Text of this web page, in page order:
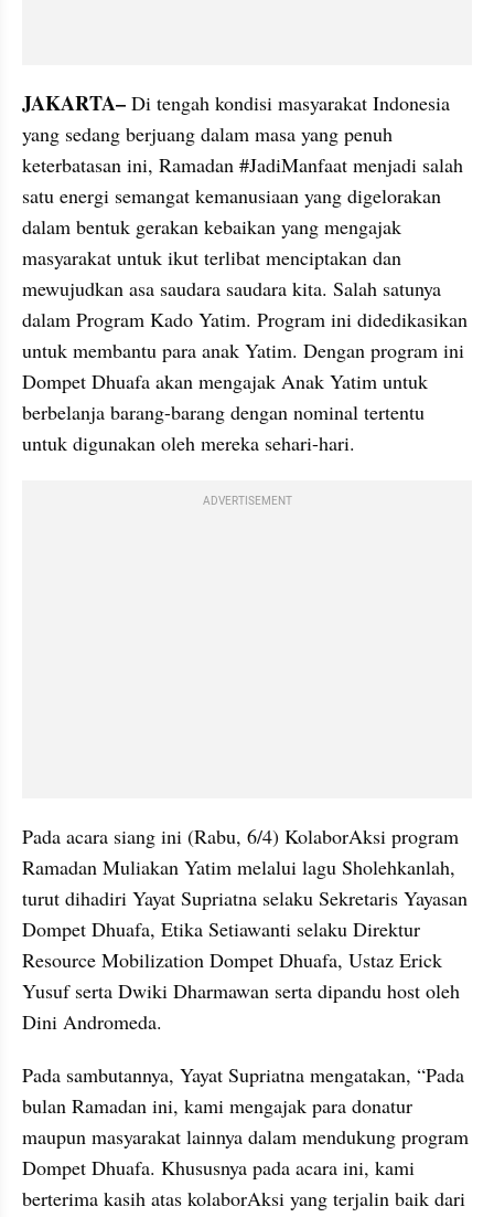
JAKARTA– Di tengah kondisi masyarakat Indonesia
yang sedang berjuang dalam masa yang penuh
keterbatasan ini, Ramadan #JadiManfaat menjadi salah
satu energi semangat kemanusiaan yang digelorakan
dalam bentuk gerakan kebaikan yang mengajak
masyarakat untuk ikut terlibat menciptakan dan
mewujudkan asa saudara saudara kita. Salah satunya
dalam Program Kado Yatim. Program ini didedikasikan
untuk membantu para anak Yatim. Dengan program ini
Dompet Dhuafa akan mengajak Anak Yatim untuk
berbelanja barang-barang dengan nominal tertentu
untuk digunakan oleh mereka sehari-hari.
ADVERTISEMENT
Pada acara siang ini (Rabu, 6/4) KolaborAksi program
Ramadan Muliakan Yatim melalui lagu Sholehkanlah,
turut dihadiri Yayat Supriatna selaku Sekretaris Yayasan
Dompet Dhuafa, Etika Setiawanti selaku Direktur
Resource Mobilization Dompet Dhuafa, Ustaz Erick
Yusuf serta Dwiki Dharmawan serta dipandu host oleh
Dini Andromeda.
Pada sambutannya, Yayat Supriatna mengatakan, “Pada
bulan Ramadan ini, kami mengajak para donatur
maupun masyarakat lainnya dalam mendukung program
Dompet Dhuafa. Khususnya pada acara ini, kami
berterima kasih atas kolaborAksi yang terjalin baik dari